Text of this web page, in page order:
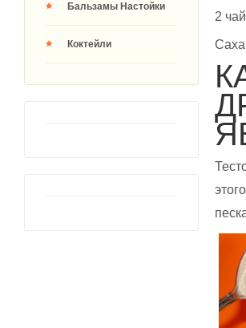
Бальзамы Настойки
Коктейли
2